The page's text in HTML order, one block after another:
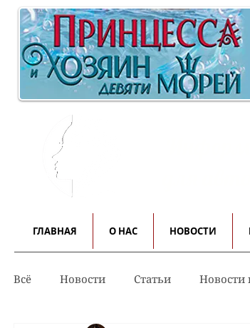
ГЛАВНАЯ О НАС НОВОСТИ
Всё Новости Статьи Новости